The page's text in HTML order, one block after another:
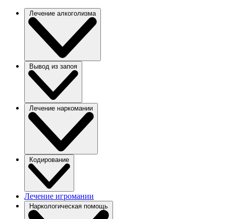
Лечение алкоголизма
Вывод из запоя
Лечение наркомании
Кодирование
Лечение игромании
Наркологическая помощь